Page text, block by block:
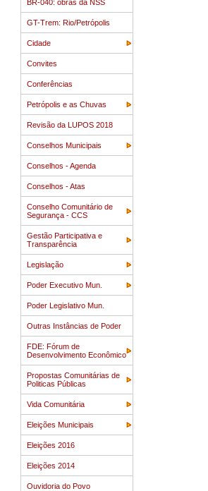
BR-040: obras da NSS
GT-Trem: Rio/Petrópolis
Cidade
Convites
Conferências
Petrópolis e as Chuvas
Revisão da LUPOS 2018
Conselhos Municipais
Conselhos - Agenda
Conselhos - Atas
Conselho Comunitário de
Segurança - CCS
Gestão Participativa e
Transparência
Legislação
Poder Executivo Mun.
Poder Legislativo Mun.
Outras Instâncias de Poder
FDE: Fórum de
Desenvolvimento Econômico
Propostas Comunitárias de
Politicas Públicas
Vida Comunitária
Eleições Municipais
Eleições 2016
Eleições 2014
Ouvidoria do Povo